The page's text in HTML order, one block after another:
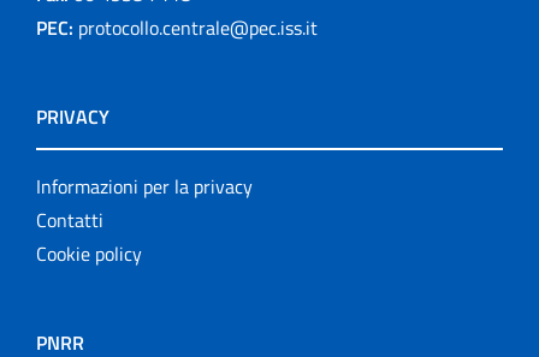
PEC: protocollo.centrale@pec.iss.it
PRIVACY
Informazioni per la privacy
Contatti
Cookie policy
PNRR